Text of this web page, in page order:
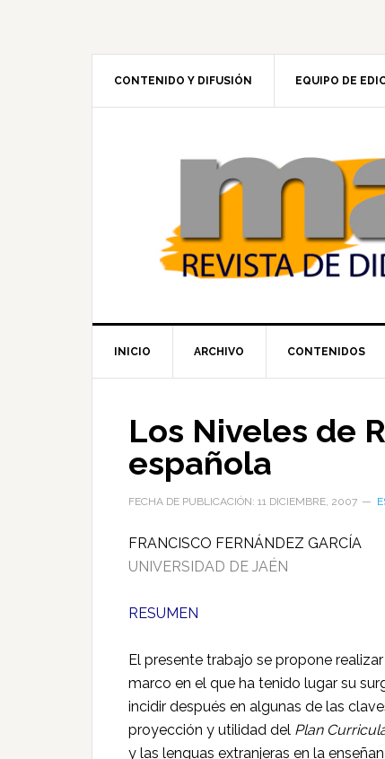
CONTENIDO Y DIFUSIÓN EQUIPO DE
INICIO ARCHIVO CONTENIDOS
Los Niveles de
española
FECHA DE PUBLICACIÓN: 11 DICIEMBRE, 2007
FRANCISCO FERNÁNDEZ GARCÍA
UNIVERSIDAD DE JAÉN
RESUMEN
El presente trabajo se propone
marco en el que ha tenido lugar su
incidir después en algunas de las
proyección y utilidad del Plan
y las lenguas extranjeras en la